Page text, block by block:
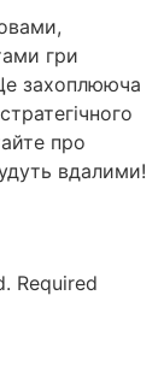
гри
захоплююча
про
вдалими!
Required